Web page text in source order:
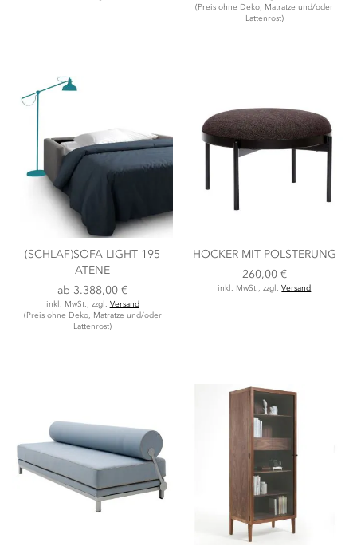
(Preis ohne Deko, Matratze und/oder
Lattenrost)
(SCHLAF)SOFA LIGHT 195
ATENE
ab 3.388,00 €
inkl. MwSt., zzgl. Versand
(Preis ohne Deko, Matratze und/oder
Lattenrost)
HOCKER MIT POLSTERUNG
260,00 €
inkl. MwSt., zzgl.Versand